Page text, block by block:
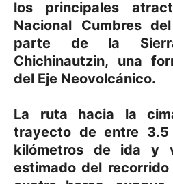
los principales
Nacional Cumbres
parte de la
Chichinautzin, una
del Eje Neovolcánico.
La ruta hacia la
trayecto de entre
kilómetros de ida y
estimado del